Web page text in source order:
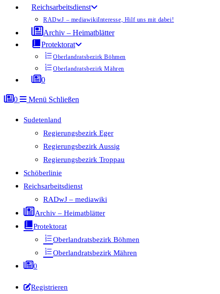
Reichsarbeitsdienst
RADwJ – mediawikiInteresse, Hilf uns mit dabei!
Archiv – Heimatblätter
Protektorat
Oberlandratsbezirk Böhmen
Oberlandratsbezirk Mähren
0
0 Menü Schließen
Sudetenland
Regierungsbezirk Eger
Regierungsbezirk Aussig
Regierungsbezirk Troppau
Schöberlinie
Reichsarbeitsdienst
RADwJ – mediawiki
Archiv – Heimatblätter
Protektorat
Oberlandratsbezirk Böhmen
Oberlandratsbezirk Mähren
0
Registrieren